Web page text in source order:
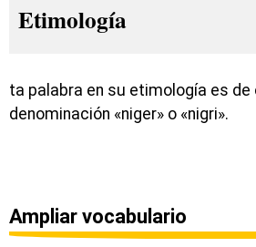
Etimología
ta palabra en su etimología es de
denominación «niger» o «nigri».
Ampliar vocabulario